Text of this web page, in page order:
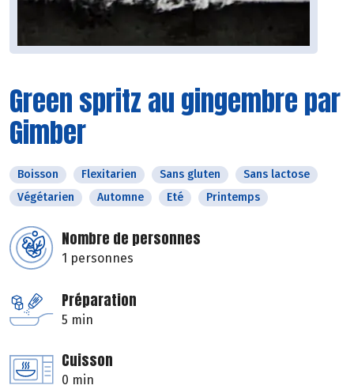
Green spritz au gingembre par
Gimber
Boisson Flexitarien Sans gluten
Sans lactose
Végétarien
Automne Eté Printemps
Nombre de personnes
1 personnes
Préparation
5 min
Cuisson
0 min